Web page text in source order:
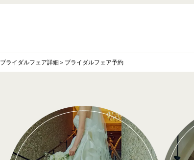
ブライダルフェア詳細 ＞ ブライダルフェア予約